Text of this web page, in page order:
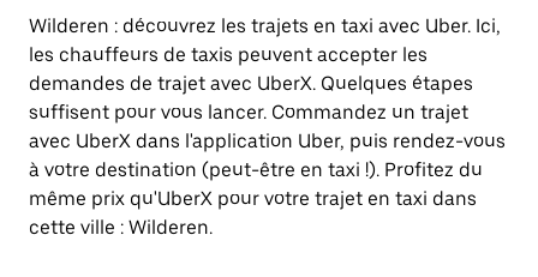
une
date.
Appuyez
sur
la
touche
Échap
pour
fermer
le
Wilderen : découvrez les trajets en taxi avec Uber. Ici,
les chauffeurs de taxis peuvent accepter les
demandes de trajet avec UberX. Quelques étapes
suffisent pour vous lancer. Commandez un trajet
avec UberX dans l'application Uber, puis rendez-vous
à votre destination (peut-être en taxi !). Profitez du
même prix qu'UberX pour votre trajet en taxi dans
cette ville : Wilderen.